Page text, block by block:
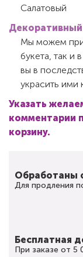
Салатовый
Декоративный
Мы можем
букета, так и
вы в
украсить ими
Указать
комментарии
корзину.
Обработаны
Для продления
Бесплатная
При заказе от 5